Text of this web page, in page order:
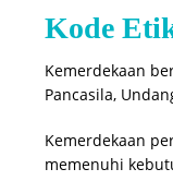
Kode
Kemerdekaan
Pancasila,
Kemerdekaan
memenuhi